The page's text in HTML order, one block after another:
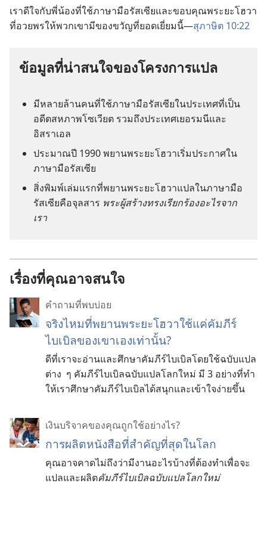
เรา​ดีใจ​กับ​พี่​น้อง​ที่​ใช้​ภาษา​มือ​รัสเซีย​และ​ขอบคุณ​พระ​ยะโฮวา​
ที่​อวยพร​ให้​พวก​เขา​มี​ของ​ขวัญ​ที่​ยอด​เยี่ยม​นี้—สุภาษิต 10:22
ข้อมูล​ที่​น่า​สนใจ​ของ​โครงการ​แปล
มี​หลาย​ล้าน​คน​ที่​ใช้​ภาษา​มือ​รัสเซีย​ใน​ประเทศ​ที่​เป็น​
อดีต​สหภาพ​โซเวียต รวม​ถึง​ประเทศ​เยอรมนี​และ​
อิสราเอล
ประมาณ​ปี 1990 พยาน​พระ​ยะโฮวา​เริ่ม​ประกาศ​ใน​
ภาษา​มือ​รัสเซีย
สิ่ง​พิมพ์​เล่ม​แรก​ที่​พยาน​พระ​ยะโฮวา​แปล​ใน​ภาษา​มือ​
รัสเซีย​คือ​จุลสาร พระ​ผู้​สร้าง​ทรง​เรียก​ร้อง​อะไร​จาก​
เรา
เรื่องที่คุณอาจสนใจ
คำถามที่พบบ่อย
จริง​ไหม​ที่​พยาน​พระ​ยะโฮวา​ใช้​แค่​คัมภีร์​
ไบเบิล​ของ​เขา​เอง​เท่า​นั้น?
ดี​ที่​เรา​จะ​อ่าน​และ​ศึกษา​คัมภีร์​ไบเบิล​โดย​ใช้​ฉบับ​แปล​
ต่าง ๆ คัมภีร์​ไบเบิล​ฉบับ​แปล​โลก​ใหม่ มี 3 อย่าง​ที่​ทำ​
ให้​เรา​ศึกษา​คัมภีร์​ไบเบิล​ได้​สนุก​และ​เข้าใจ​ง่าย​ขึ้น
เงินบริจาคของคุณถูกใช้อย่างไร?
การผลิตหนังสือที่สำคัญที่สุดในโลก
คุณอาจคาดไม่ถึงว่ามีงานอะไรบ้างที่ต้องทำเพื่อจะ
แปลและผลิตคัมภีร์ไบเบิลฉบับแปลโลกใหม่